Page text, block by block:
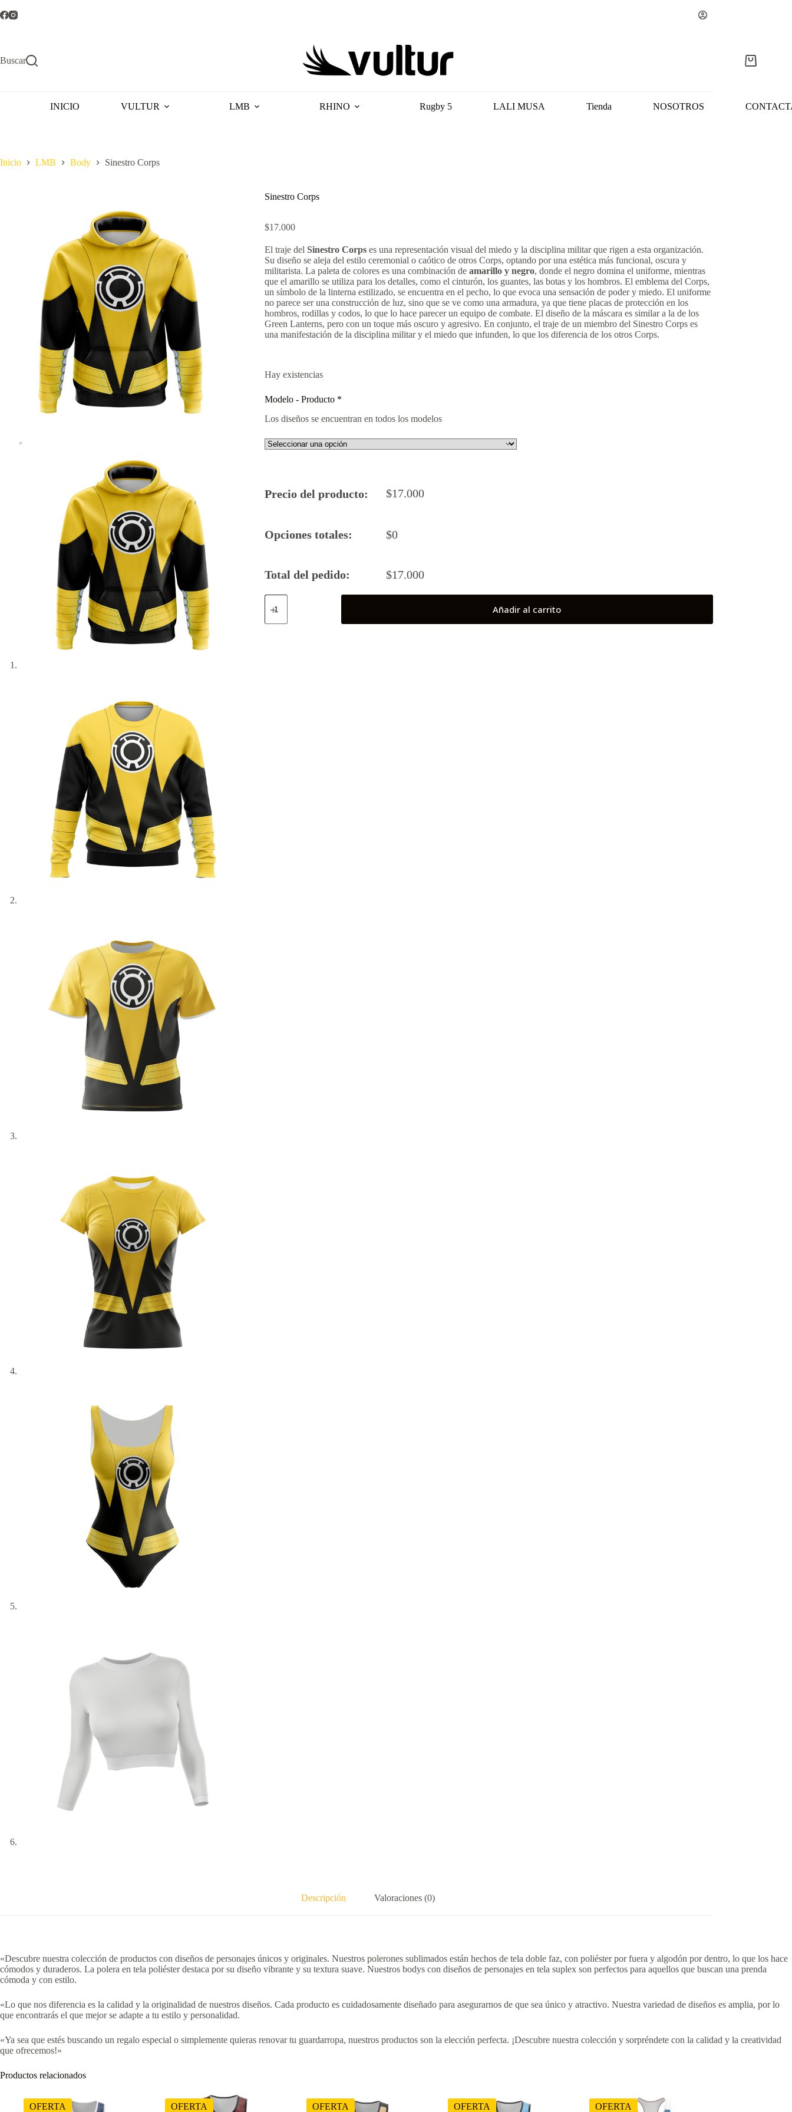
al
Buscar
Carro
INICIO VULTUR LMB RHINO Rugby 5 LALI MUSA Tienda NOSOTROS
Inicio LMB Body Sinestro Corps
Sinestro Corps
$17.000
El traje delSinestro Corps es una representación visual del miedo y la disciplina militar que rigen a esta organización.
Su diseño se aleja del estilo ceremonial o caótico de otros Corps, optando por una estética más funcional, oscura y
militarista. La paleta de colores es una combinación deamarillo y negro, donde el negro domina el uniforme, mientras
que el amarillo se utiliza para los detalles, como el cinturón, los guantes, las botas y los hombros. El emblema del Corps,
un símbolo de la linterna estilizado, se encuentra en el pecho, lo que evoca una sensación de poder y miedo. El uniforme
no parece ser una construcción de luz, sino que se ve como una armadura, ya que tiene placas de protección en los
hombros, rodillas y codos, lo que lo hace parecer un equipo de combate. El diseño de la máscara es similar a la de los
Green Lanterns, pero con un toque más oscuro y agresivo. En conjunto, el traje de un miembro del Sinestro Corps es
una manifestación de la disciplina militar y el miedo que infunden, lo que los diferencia de los otros Corps.
Hay existencias
Modelo - Producto *
Los diseños se encuentran en todos los modelos
Precio del producto: $17.000
Opciones totales: $0
Total del pedido: $17.000
Sinestro
Corps
Añadir al carrito
Descripción Valoraciones (0)
«Descubre nuestra colección de productos con diseños de personajes únicos y originales. Nuestros polerones sublimados están hechos de tela doble faz, con poliéster por fuera y algodón por dentro, lo que los hace
cómodos y duraderos. La polera en tela poliéster destaca por su diseño vibrante y su textura suave. Nuestros bodys con diseños de personajes en tela suplex son perfectos para aquellos que buscan una prenda
cómoda y con estilo.
«Lo que nos diferencia es la calidad y la originalidad de nuestros diseños. Cada producto es cuidadosamente diseñado para asegurarnos de que sea único y atractivo. Nuestra variedad de diseños es amplia, por lo
que encontrarás el que mejor se adapte a tu estilo y personalidad.
«Ya sea que estés buscando un regalo especial o simplemente quieras renovar tu guardarropa, nuestros productos son la elección perfecta. ¡Descubre nuestra colección y sorpréndete con la calidad y la creatividad
que ofrecemos!»
Productos relacionados
OFERTA OFERTA OFERTA OFERTA OFERTA